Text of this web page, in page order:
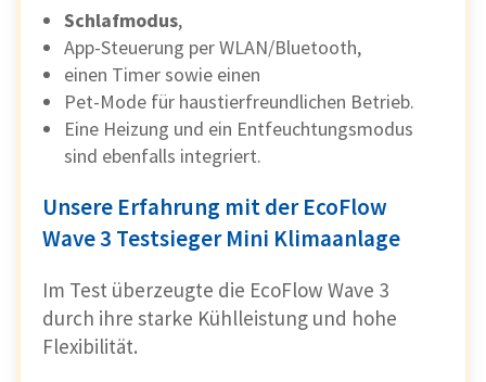
Schlafmodus,
App-Steuerung per WLAN/Bluetooth,
einen Timer sowie einen
Pet-Mode für haustierfreundlichen Betrieb.
Eine Heizung und ein Entfeuchtungsmodus
sind ebenfalls integriert.
Unsere Erfahrung mit der EcoFlow
Wave 3 Testsieger Mini Klimaanlage
Im Test überzeugte die EcoFlow Wave 3
durch ihre starke Kühlleistung und hohe
Flexibilität.